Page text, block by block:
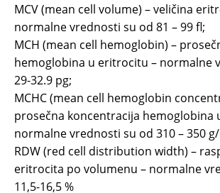
MCV (mean cell volume) – veličina
normalne vrednosti su od 81 – 99 fl;
MCH (mean cell hemoglobin) –
hemoglobina u eritrocitu – normalne
29-32.9 pg;
MCHC (mean cell hemoglobin
prosečna koncentracija hemoglobina
normalne vrednosti su od 310 – 350
RDW (red cell distribution width) –
eritrocita po volumenu – normalne
11,5-16,5 %